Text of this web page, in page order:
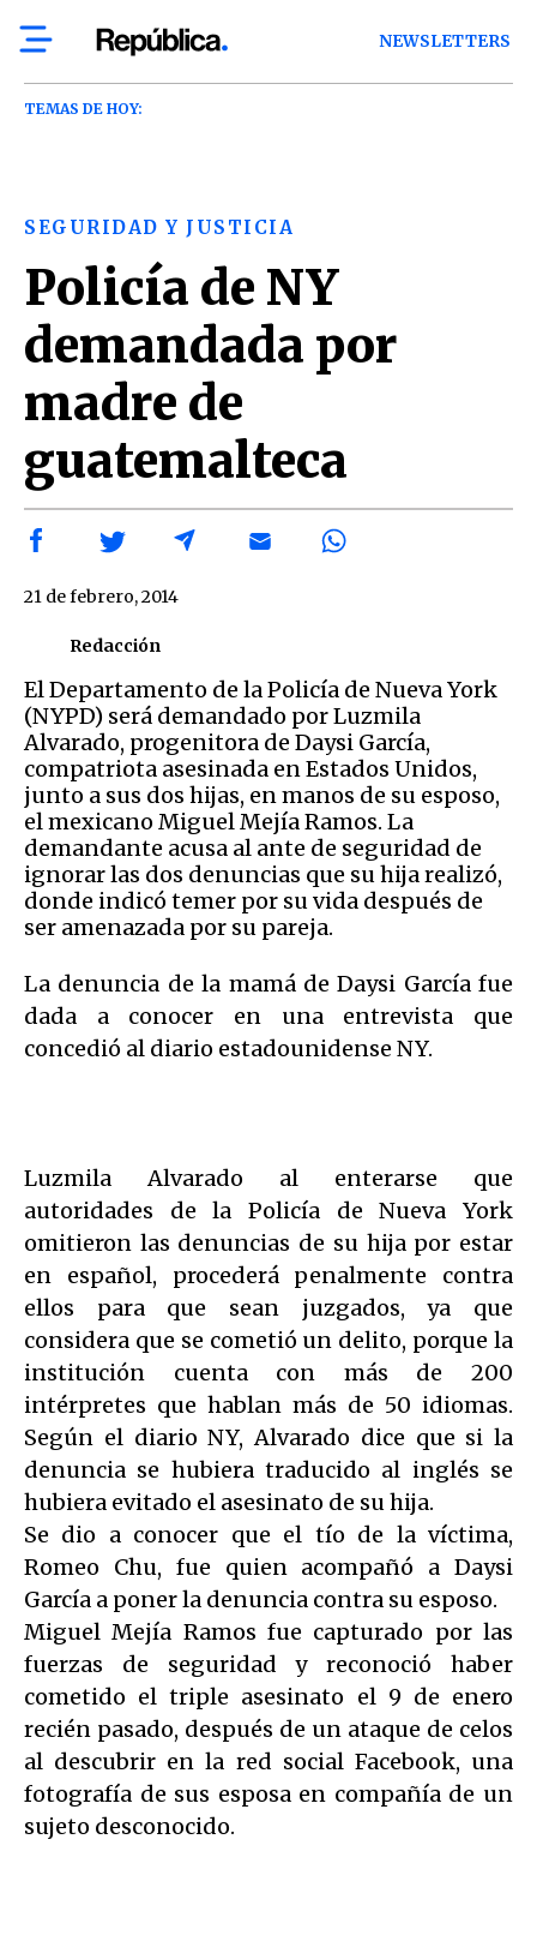
NEWSLETTERS
TEMAS DE HOY:
SEGURIDAD Y JUSTICIA
Policía de NY
demandada por
madre de
guatemalteca
Redacción
21 de febrero, 2014
El Departamento de la Policía de Nueva York
(NYPD) será demandado por Luzmila
Alvarado, progenitora de Daysi García,
compatriota asesinada en Estados Unidos,
junto a sus dos hijas, en manos de su esposo,
el mexicano Miguel Mejía Ramos. La
demandante acusa al ante de seguridad de
ignorar las dos denuncias que su hija realizó,
donde indicó temer por su vida después de
ser amenazada por su pareja.
La denuncia de la mamá de Daysi García fue
dada a conocer en una entrevista que
concedió al diario estadounidense NY.
Luzmila Alvarado al enterarse que
autoridades de la Policía de Nueva York
omitieron las denuncias de su hija por estar
en español, procederá penalmente contra
ellos para que sean juzgados, ya que
considera que se cometió un delito, porque la
institución cuenta con más de 200
intérpretes que hablan más de 50 idiomas.
Según el diario NY, Alvarado dice que si la
denuncia se hubiera traducido al inglés se
hubiera evitado el asesinato de su hija.
Se dio a conocer que el tío de la víctima,
Romeo Chu, fue quien acompañó a Daysi
García a poner la denuncia contra su esposo.
Miguel Mejía Ramos fue capturado por las
fuerzas de seguridad y reconoció haber
cometido el triple asesinato el 9 de enero
recién pasado, después de un ataque de celos
al descubrir en la red social Facebook, una
fotografía de sus esposa en compañía de un
sujeto desconocido.